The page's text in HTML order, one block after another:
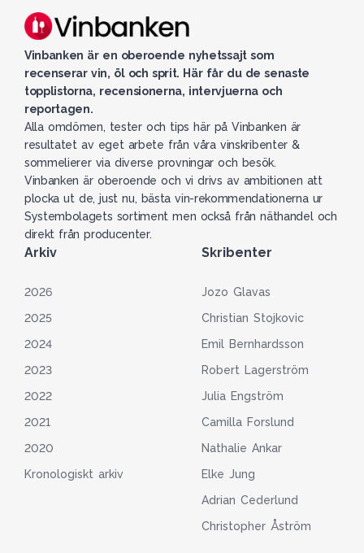
Vinbanken är en oberoende nyhetssajt som
recenserar vin, öl och sprit. Här får du de senaste
topplistorna, recensionerna, intervjuerna och
reportagen.
Alla omdömen, tester och tips här på Vinbanken är
resultatet av eget arbete från våra vinskribenter &
sommelierer via diverse provningar och besök.
Vinbanken är oberoende och vi drivs av ambitionen att
plocka ut de, just nu, bästa vin-rekommendationerna ur
Systembolagets sortiment men också från näthandel och
direkt från producenter.
Arkiv
2026
2025
2024
2023
2022
2021
2020
Kronologiskt arkiv
Skribenter
Jozo Glavas
Christian Stojkovic
Emil Bernhardsson
Robert Lagerström
Julia Engström
Camilla Forslund
Nathalie Ankar
Elke Jung
Adrian Cederlund
Christopher Åström